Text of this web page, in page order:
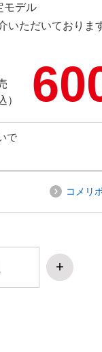
モデル
いただいておりま
）
で
コメリ